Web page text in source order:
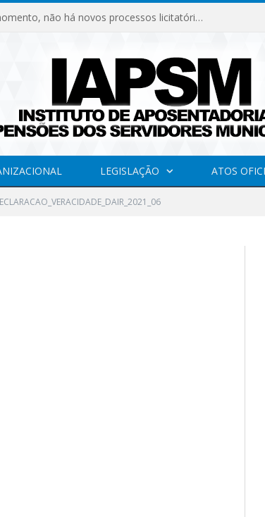
Declaramos que até o momento, não há novos processos licitatórios para o Instituto de Previdência no ano de 2026.
LEGISLAÇÃO ATOS